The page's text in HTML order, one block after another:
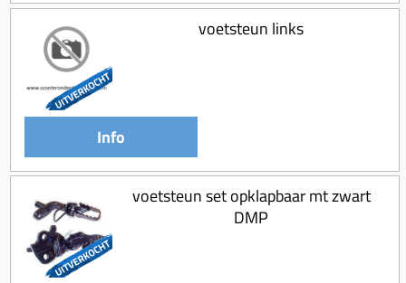
voetsteun links
Info
voetsteun set opklapbaar mt zwart
DMP